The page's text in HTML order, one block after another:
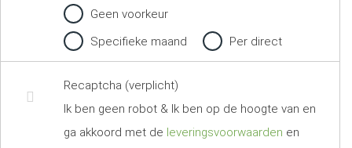
Geen voorkeur
Specifieke maand
Per direct
Recaptcha (verplicht)
Ik ben geen robot & Ik ben op de hoogte van en
ga akkoord met de leveringsvoorwaarden en